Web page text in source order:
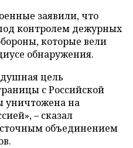
заявили, что
контролем дежурных
которые вели
обнаружения.
цель
с Российской
уничтожена на
– сказал
объединением